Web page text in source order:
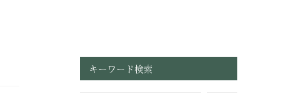
キーワード検索